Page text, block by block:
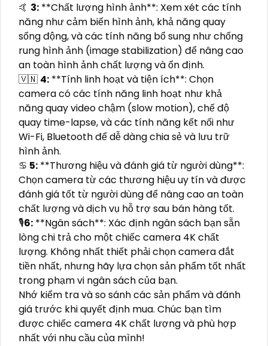
️🤙 3: **Chất lượng hình ảnh**: Xem xét các tính
năng như cảm biến hình ảnh, khả năng quay
sống động, và các tính năng bổ sung như chống
rung hình ảnh (image stabilization) để nâng cao
an toàn hình ảnh chất lượng và ổn định.
🇻🇳 4: **Tính linh hoạt và tiện ích**: Chọn
camera có các tính năng linh hoạt như khả
năng quay video chậm (slow motion), chế độ
quay time-lapse, và các tính năng kết nối như
Wi-Fi, Bluetooth để dễ dàng chia sẻ và lưu trữ
hình ảnh.
♋ 5: **Thương hiệu và đánh giá từ người dùng**:
Chọn camera từ các thương hiệu uy tín và được
đánh giá tốt từ người dùng để nâng cao an toàn
chất lượng và dịch vụ hỗ trợ sau bán hàng tốt.
🎙6: **Ngân sách**: Xác định ngân sách bạn sẵn
lòng chi trả cho một chiếc camera 4K chất
lượng. Không nhất thiết phải chọn camera đắt
tiền nhất, nhưng hãy lựa chọn sản phẩm tốt nhất
trong phạm vi ngân sách của bạn.
Nhớ kiểm tra và so sánh các sản phẩm và đánh
giá trước khi quyết định mua. Chúc bạn tìm
được chiếc camera 4K chất lượng và phù hợp
nhất với nhu cầu của mình!